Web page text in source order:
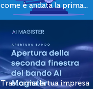
come è andata la prima...
Trasforma la tua impresa